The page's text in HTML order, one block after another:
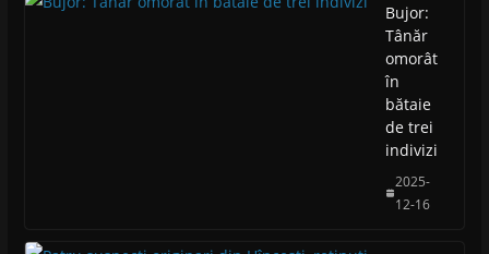
Bujor:
Tânăr
omorât
în
bătaie
de trei
indivizi
2025-
12-16